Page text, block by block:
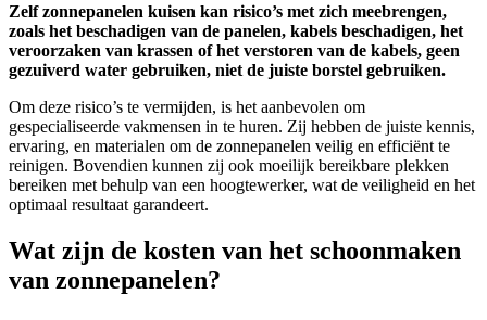
Zelf zonnepanelen kuisen kan risico’s met zich meebrengen,
zoals het beschadigen van de panelen, kabels beschadigen, het
veroorzaken van krassen of het verstoren van de kabels, geen
gezuiverd water gebruiken, niet de juiste borstel gebruiken.
Om deze risico’s te vermijden, is het aanbevolen om
gespecialiseerde vakmensen in te huren. Zij hebben de juiste kennis,
ervaring, en materialen om de zonnepanelen veilig en efficiënt te
reinigen. Bovendien kunnen zij ook moeilijk bereikbare plekken
bereiken met behulp van een hoogtewerker, wat de veiligheid en het
optimaal resultaat garandeert.
Wat zijn de kosten van het schoonmaken
van zonnepanelen?